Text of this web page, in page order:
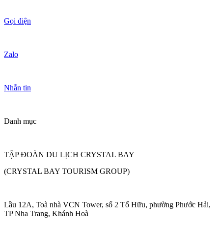
Gọi điện
Zalo
Nhắn tin
Danh mục
TẬP ĐOÀN DU LỊCH CRYSTAL BAY
(CRYSTAL BAY TOURISM GROUP)
Lầu 12A, Toà nhà VCN Tower, số 2 Tố Hữu, phường Phước Hải,
TP Nha Trang, Khánh Hoà